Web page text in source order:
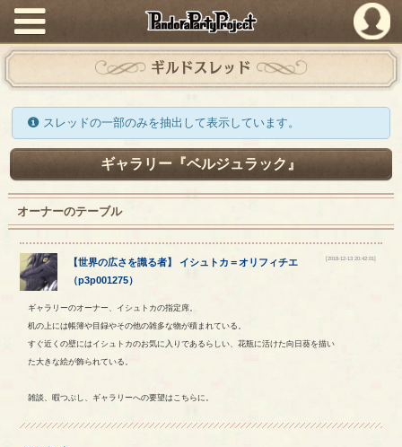
PandoraPartyProject
ギルドスレッド
スレッドの一部のみを抽出して表示しています。
ギャラリー『ベルジュラック』
オーナーのテーブル
【世界の広さを識る者】イシュトカ ＝ オリフィチエ
（p3p001275）
[2018-12-13 20:42:01]
ギャラリーのオーナー、イシュトカの指定席。
机の上には帳簿や目録やその他の雑多な物が積まれている。
すぐ近くの壁にはイシュトカのお気に入りであるらしい、花瓶に活けた向日葵を描い
た大きな絵が飾られている。
雑談、暇つぶし、ギャラリーへの要望はこちらに。